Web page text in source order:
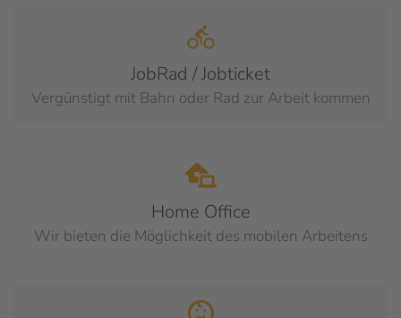
JobRad / Jobticket
Vergünstigt mit Bahn oder Rad zur Arbeit kommen
Home Office
Wir bieten die Möglichkeit des mobilen Arbeitens